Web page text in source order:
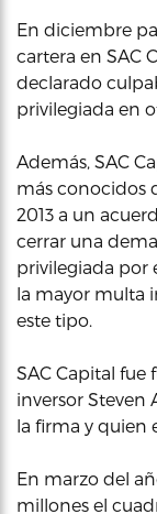
En diciembre
cartera en SAC
declarado
privilegiada en
Además, SAC
más conocidos
2013 a un
cerrar una
privilegiada por
la mayor multa
este tipo.
SAC Capital fue
inversor Steven
la firma y quien
En marzo del
millones el